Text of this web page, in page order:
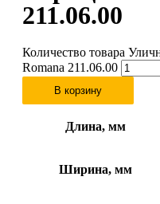
211.06.00
Количество товара
Romana 211.06.00
В корзину
Длина, мм
Ширина, мм